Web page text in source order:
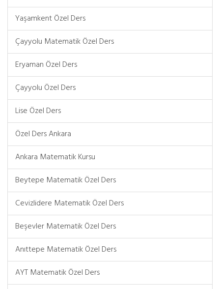
Yaşamkent Özel Ders
Çayyolu Matematik Özel Ders
Eryaman Özel Ders
Çayyolu Özel Ders
Lise Özel Ders
Özel Ders Ankara
Ankara Matematik Kursu
Beytepe Matematik Özel Ders
Cevizlidere Matematik Özel Ders
Beşevler Matematik Özel Ders
Anıttepe Matematik Özel Ders
AYT Matematik Özel Ders